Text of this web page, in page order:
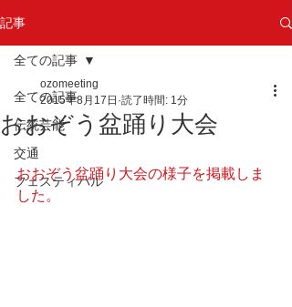
記事
全ての記事
伝統芸能
交通
フェスティバル
全ての記事
おおぞう盆踊り大会
ozomeeting
2015年8月17日 読了時間: 1分
おおぞう盆踊り大会の様子を掲載しま
した。